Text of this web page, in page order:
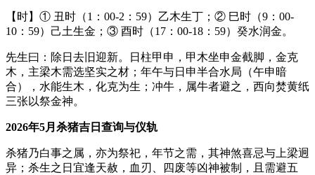
【时】① 丑时（1：00-2：59）乙木生丁；② 巳时（9：00-
10：59）己土生金；③ 酉时（17：00-18：59）癸水润金。
先生曰：除日去旧迎新。日柱甲申，甲木坐申金截脚，金克
木，主梁木需选坚实之材；年午与日申半合水局（午申暗
合），水能生木，化克为生；冲牛，属牛者避之，西向焚黄纸
三张以祭金神。
2026年5月杀猪吉日查询与仪轨
杀猪乃白事之属，亦为祭祀，年节之需，其神煞喜忌与上梁迥
异；杀生之日宜逢天赦，血刃、四废等凶神被制，且需避五